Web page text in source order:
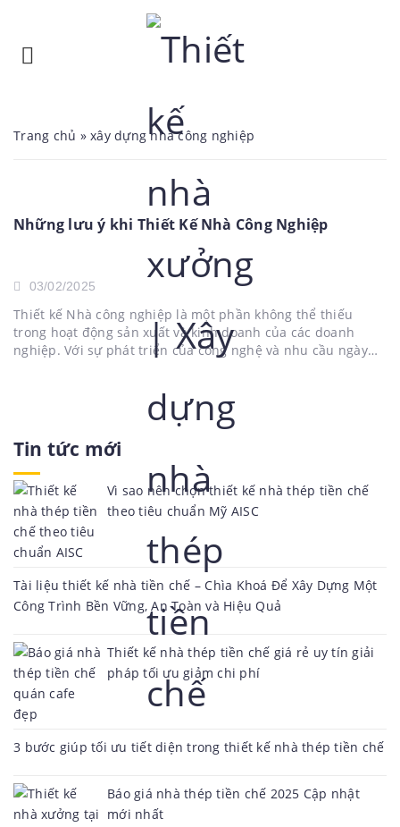
Trang chủ » xây dựng nhà công nghiệp
Những lưu ý khi Thiết Kế Nhà Công Nghiệp
03/02/2025
Thiết kế Nhà công nghiệp là một phần không thể thiếu
trong hoạt động sản xuất và kinh doanh của các doanh
nghiệp. Với sự phát triển của công nghệ và nhu cầu ngày
Tin tức mới
Vì sao nên chọn thiết kế nhà thép tiền chế
theo tiêu chuẩn Mỹ AISC
Tài liệu thiết kế nhà tiền chế – Chìa Khoá Để Xây Dựng Một
Công Trình Bền Vững, An Toàn và Hiệu Quả
Thiết kế nhà thép tiền chế giá rẻ uy tín giải
pháp tối ưu giảm chi phí
3 bước giúp tối ưu tiết diện trong thiết kế nhà thép tiền chế
Báo giá nhà thép tiền chế 2025 Cập nhật
mới nhất